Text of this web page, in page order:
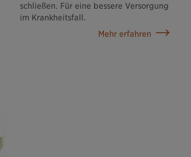
schließen. Für eine bessere Versorgung
im Krankheitsfall.
Mehr erfahren